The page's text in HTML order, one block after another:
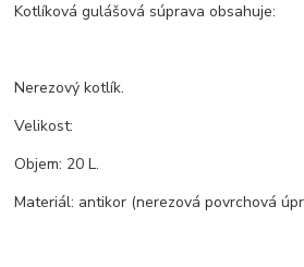
Kotlíková gulášová súprava obsahuje:
Nerezový kotlík.
Velikost:
Objem: 20 L.
Materiál: antikor (nerezová povrchová